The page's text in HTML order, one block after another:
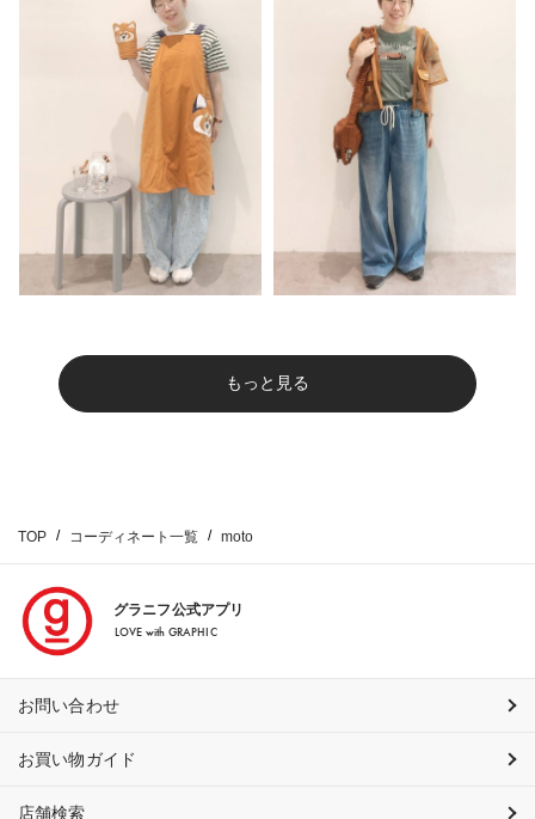
もっと見る
TOP コーディネート一覧 moto
グラニフ公式アプリ
LOVE with GRAPHIC
お問い合わせ
お買い物ガイド
店舗検索